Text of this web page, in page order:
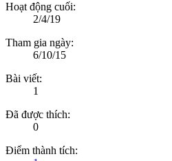
Hoạt động cuối:
2/4/19
Tham gia ngày:
6/10/15
Bài viết:
1
Đã được thích:
0
Điểm thành tích: